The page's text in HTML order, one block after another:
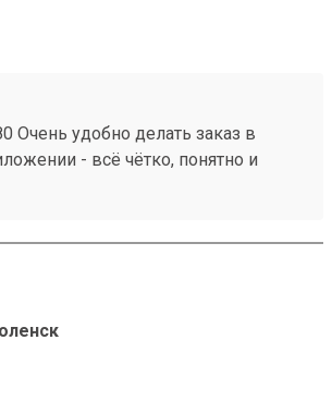
Очень удобно делать заказ в
- всё чётко, понятно и
на оплату. В обозначенное
Очень удобно и комфортно! А за
- отдельное спасибо!